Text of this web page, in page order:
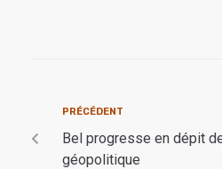
PRÉCÉDENT
Bel progresse en dépit
géopolitique